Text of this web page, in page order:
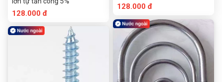
128.000 đ
128.000 đ